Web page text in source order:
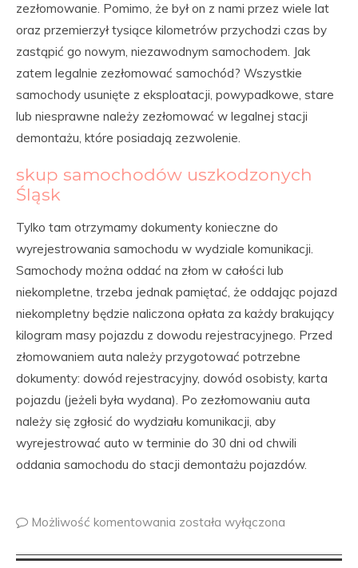
zezłomowanie. Pomimo, że był on z nami przez wiele lat
oraz przemierzył tysiące kilometrów przychodzi czas by
zastąpić go nowym, niezawodnym samochodem. Jak
zatem legalnie zezłomować samochód? Wszystkie
samochody usunięte z eksploatacji, powypadkowe, stare
lub niesprawne należy zezłomować w legalnej stacji
demontażu, które posiadają zezwolenie.
skup samochodów uszkodzonych
Śląsk
Tylko tam otrzymamy dokumenty konieczne do
wyrejestrowania samochodu w wydziale komunikacji.
Samochody można oddać na złom w całości lub
niekompletne, trzeba jednak pamiętać, że oddając pojazd
niekompletny będzie naliczona opłata za każdy brakujący
kilogram masy pojazdu z dowodu rejestracyjnego. Przed
złomowaniem auta należy przygotować potrzebne
dokumenty: dowód rejestracyjny, dowód osobisty, karta
pojazdu (jeżeli była wydana). Po zezłomowaniu auta
należy się zgłosić do wydziału komunikacji, aby
wyrejestrować auto w terminie do 30 dni od chwili
oddania samochodu do stacji demontażu pojazdów.
Możliwość komentowania została wyłączona